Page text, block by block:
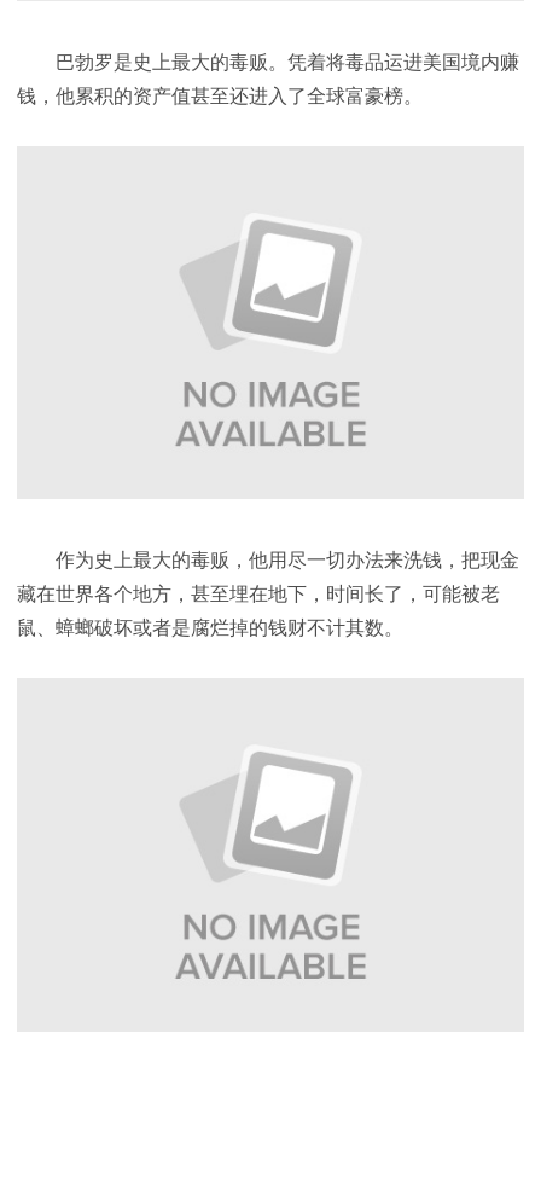
巴勃罗是史上最大的毒贩。凭着将毒品运进美国境内赚
钱，他累积的资产值甚至还进入了全球富豪榜。
作为史上最大的毒贩，他用尽一切办法来洗钱，把现金
藏在世界各个地方，甚至埋在地下，时间长了，可能被老
鼠、蟑螂破坏或者是腐烂掉的钱财不计其数。